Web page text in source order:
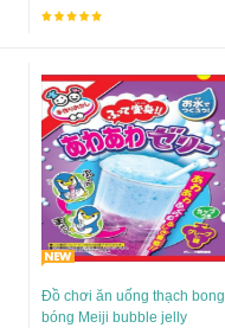
Đồ chơi ăn uống thạch bong
bóng Meiji bubble jelly